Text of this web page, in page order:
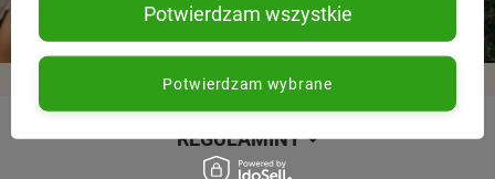
REGULAMINY
Potwierdzam wybrane
Potwierdzam wszystkie